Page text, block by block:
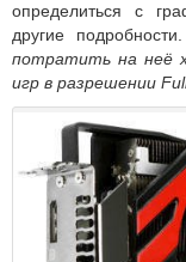
определиться с
другие подробности.
потратить на неё
игр в разрешении